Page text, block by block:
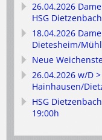
26.04.2026
HSG
18.04.2026
Dietesheim/
Neue
26.04.2026 w/D
Hainhausen/
HSG
19:00h